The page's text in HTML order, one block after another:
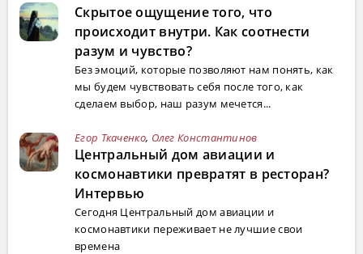
Скрытое ощущение того, что
происходит внутри. Как соотнести
разум и чувство?
Без эмоций, которые позволяют нам понять, как
мы будем чувствовать себя после того, как
сделаем выбор, наш разум мечется...
Егор Ткаченко, Олег Константинов
Центральный дом авиации и
космонавтики превратят в ресторан?
Интервью
Сегодня Центральный дом авиации и
космонавтики переживает не лучшие свои
времена